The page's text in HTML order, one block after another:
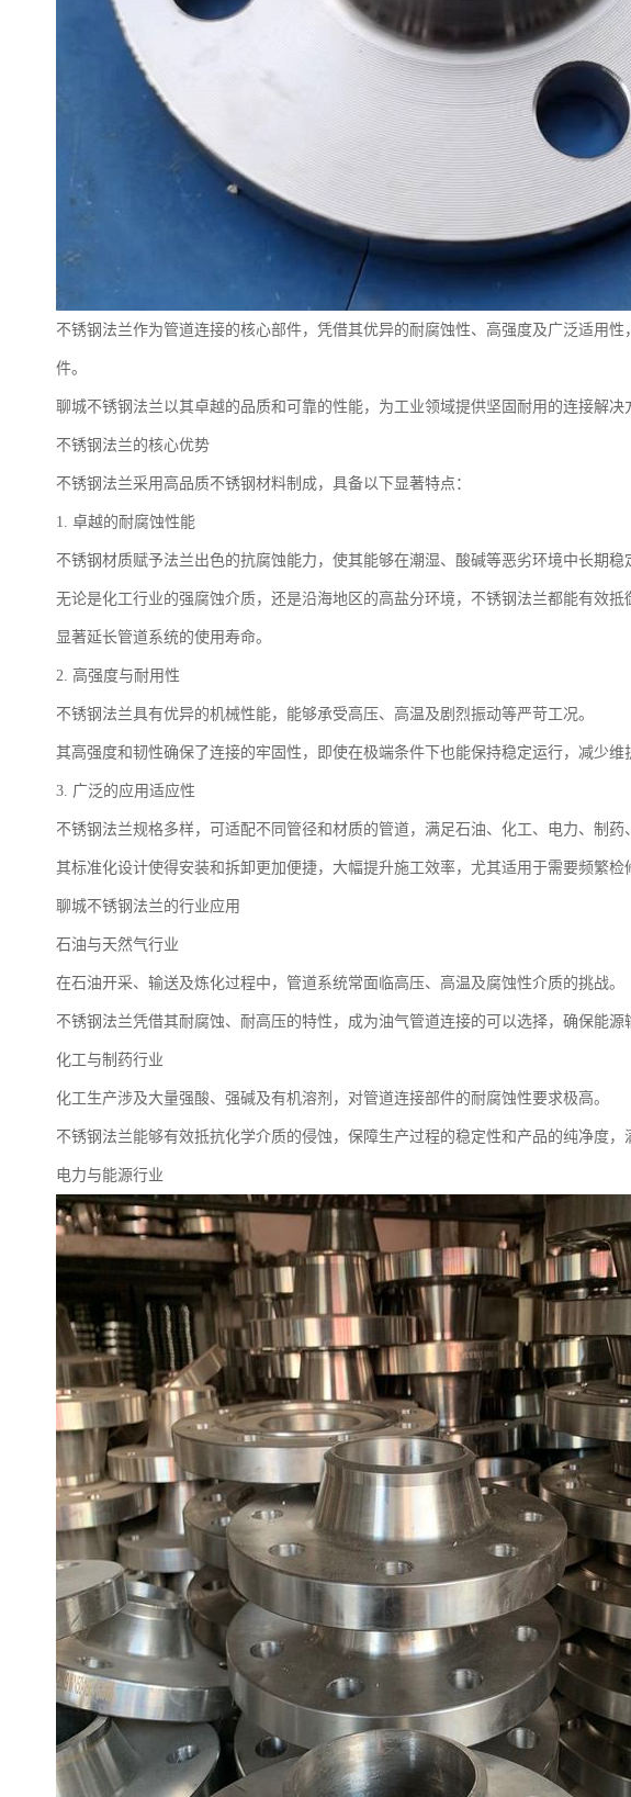
不锈钢法兰作为管道连接的核心部件，凭借其优异的耐腐蚀性、高强度及广泛适用
件。
聊城不锈钢法兰以其卓越的品质和可靠的性能，为工业领域提供坚固耐用的连接解决
不锈钢法兰的核心优势
不锈钢法兰采用高品质不锈钢材料制成，具备以下显著特点：
1. 卓越的耐腐蚀性能
不锈钢材质赋予法兰出色的抗腐蚀能力，使其能够在潮湿、酸碱等恶劣环境中长期稳
无论是化工行业的强腐蚀介质，还是沿海地区的高盐分环境，不锈钢法兰都能有效
显著延长管道系统的使用寿命。
2. 高强度与耐用性
不锈钢法兰具有优异的机械性能，能够承受高压、高温及剧烈振动等严苛工况。
其高强度和韧性确保了连接的牢固性，即使在极端条件下也能保持稳定运行，减少维
3. 广泛的应用适应性
不锈钢法兰规格多样，可适配不同管径和材质的管道，满足石油、化工、电力、制
其标准化设计使得安装和拆卸更加便捷，大幅提升施工效率，尤其适用于需要频繁检
聊城不锈钢法兰的行业应用
石油与天然气行业
在石油开采、输送及炼化过程中，管道系统常面临高压、高温及腐蚀性介质的挑战。
不锈钢法兰凭借其耐腐蚀、耐高压的特性，成为油气管道连接的可以选择，确保能
化工与制药行业
化工生产涉及大量强酸、强碱及有机溶剂，对管道连接部件的耐腐蚀性要求极高。
不锈钢法兰能够有效抵抗化学介质的侵蚀，保障生产过程的稳定性和产品的纯净度，
电力与能源行业